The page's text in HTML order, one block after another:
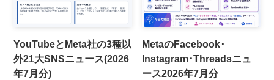
YouTubeとMeta社の3種以
外21大SNSニュース(2026
年7月分)
MetaのFacebook･
Instagram･Threadsニュ
ース2026年7月分